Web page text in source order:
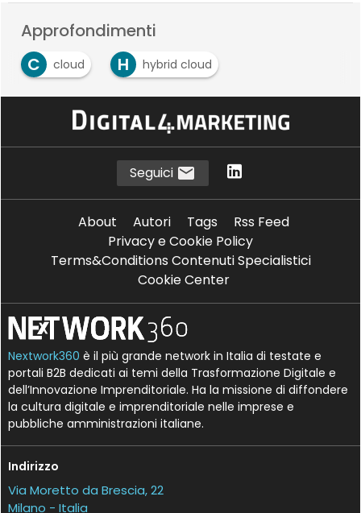
Approfondimenti
C
cloud H hybrid cloud
Seguici
About Autori Tags
Rss Feed
Privacy e Cookie Policy
Terms&Conditions Contenuti Specialistici
Cookie Center
Nextwork360 è il più grande network in Italia di testate e
portali B2B dedicati ai temi della Trasformazione Digitale e
dell’Innovazione Imprenditoriale. Ha la missione di diffondere
la cultura digitale e imprenditoriale nelle imprese e
pubbliche amministrazioni italiane.
Indirizzo
Via Moretto da Brescia, 22
Milano - Italia